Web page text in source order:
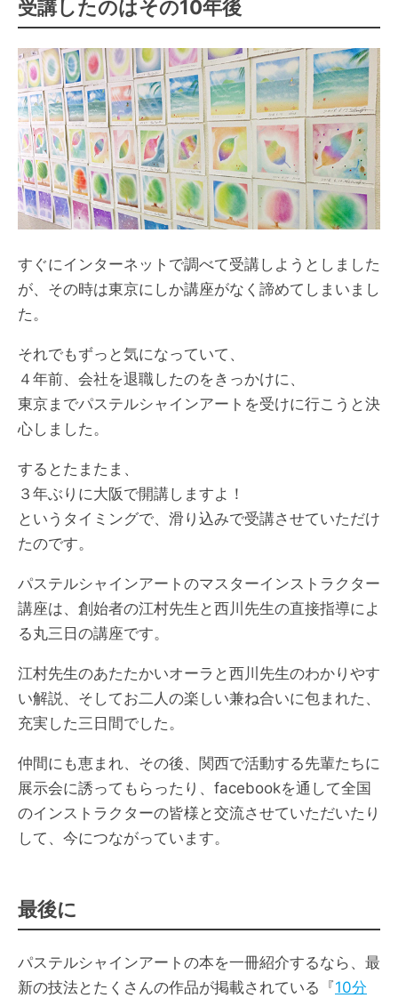
受講したのはその10年後
すぐにインターネットで調べて受講しようとしました
が、その時は東京にしか講座がなく諦めてしまいまし
た。
それでもずっと気になっていて、
４年前、会社を退職したのをきっかけに、
東京までパステルシャインアートを受けに行こうと決
心しました。
するとたまたま、
３年ぶりに大阪で開講しますよ！
というタイミングで、滑り込みで受講させていただけ
たのです。
パステルシャインアートのマスターインストラクター
講座は、創始者の江村先生と西川先生の直接指導によ
る丸三日の講座です。
江村先生のあたたかいオーラと西川先生のわかりやす
い解説、そしてお二人の楽しい兼ね合いに包まれた、
充実した三日間でした。
仲間にも恵まれ、その後、関西で活動する先輩たちに
展示会に誘ってもらったり、facebookを通して全国
のインストラクターの皆様と交流させていただいたり
して、今につながっています。
最後に
パステルシャインアートの本を一冊紹介するなら、最
新の技法とたくさんの作品が掲載されている『10分